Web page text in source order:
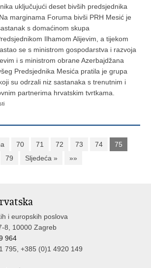
uključujući deset bivših predsjednika
marginama Foruma bivši PRH Mesić je
s domaćinom skupa
Ilhamom Alijevim, a tijekom
se s ministrom gospodarstva i razvoja
i s ministrom obrane Azerbajdžana
Predsjednika Mesića pratila je grupa
su odrzali niz sastanaka s trenutnim i
partnerima hrvatskim tvrtkama.
70 71 72 73 74
75
79 Sljedeća » »»
i europskih poslova
8, 10000 Zagreb
964
795, +385 (0)1 4920 149